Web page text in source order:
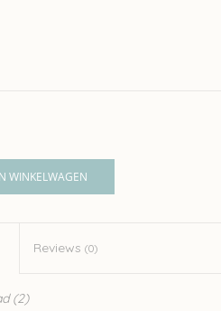
WINKELWAGEN
Reviews (0)
(2)